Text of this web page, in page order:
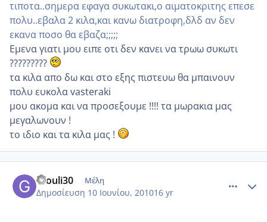
τιποτα..σημερα εφαγα συκωτακι,ο αιματοκριτης επεσε
πολυ..εβαλα 2 κιλα,και κανω διατροφη,δλδ αν δεν
εκανα ποσο θα εβαζα;;;;;
Εμενα γιατι μου ειπε οτι δεν κανει να τρωω συκωτι
?????????
τα κιλα απο δω και στο εξης πιστευω θα μπαινουν
πολυ ευκολα vasteraki
μου ακομα και να προσεξουμε !!!! τα μωρακια μας
μεγαλωνουν !
το ιδιο και τα κιλα μας !
Giouli30 Μέλη
Δημοσίευση 10 Ιουνίου, 201016 yr